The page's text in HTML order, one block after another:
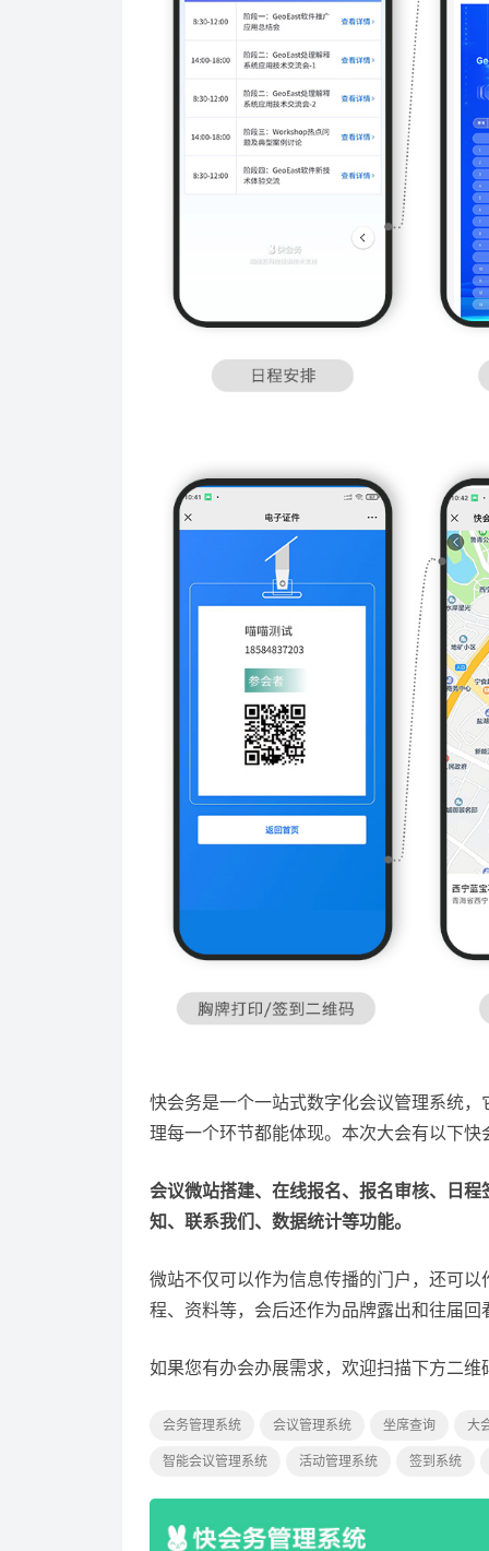
快会务是一个一站式数字化会议管理系统
理每一个环节都能体现。本次大会有以下快
会议微站搭建、在线报名、报名审核、日
知、联系我们、数据统计等功能。
微站不仅可以作为信息传播的门户，还可
程、资料等，会后还作为品牌露出和往届
如果您有办会办展需求，欢迎扫描下方二
会务管理系统 会议管理系统 坐席查询
大
智能会议管理系统
活动管理系统 签到系统